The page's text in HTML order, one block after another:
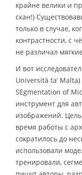
крайне велики и
скан!)
только в случае,
контрастности, с
не различал
И вот
Università ta’
SEgmentation of
инструмент для
изображений.
время работы с
сократилось до
использовали
тренировали,